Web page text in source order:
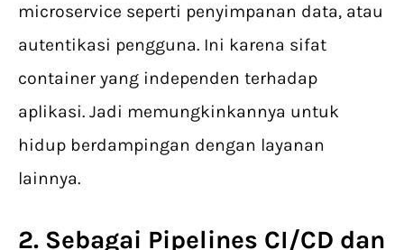
microservice seperti penyimpanan data, atau
autentikasi pengguna. Ini karena sifat
container yang independen terhadap
aplikasi. Jadi memungkinkannya untuk
hidup berdampingan dengan layanan
lainnya.
2. Sebagai Pipelines CI/CD dan